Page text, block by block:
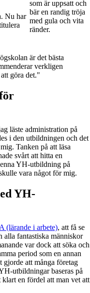
Nu har
är det bästa
verkligen
göra det."
läste administration på
i den utbildningen och det
Tanken på att läsa
svårt att hitta en
YH-utbildning på
vara något för mig.
YH-
(lärande i arbete), att få se
alla fantastiska människor
var dock att söka och
period som en annan
att många företag
utbildningar baseras på
en fördel att man vet att